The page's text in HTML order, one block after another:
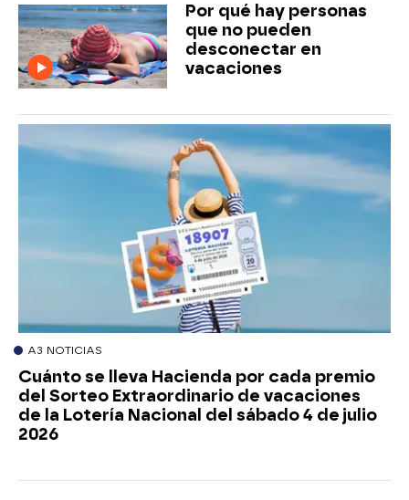
Por qué hay personas
que no pueden
desconectar en
vacaciones
A3 NOTICIAS
Cuánto se lleva Hacienda por cada premio
del Sorteo Extraordinario de vacaciones
de la Lotería Nacional del sábado 4 de julio
2026